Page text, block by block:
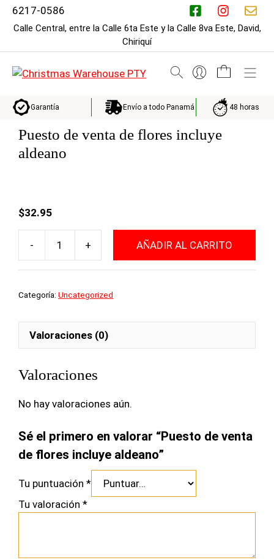
Saltar6217-0586
Calle Central, entre la Calle 6ta Este y la Calle 8va Este, David,
Chiriquí
Garantía Envío a todo Panamá 48 horas
Puesto de venta de flores incluye
aldeano
$32.95
de
de
incluye
aldeano
AÑADIR AL CARRITO
Categoría: Uncategorized
Valoraciones (0)
Valoraciones
No hay valoraciones aún.
Sé el primero en valorar “Puesto de venta
de flores incluye aldeano”
Tu puntuación *
Tu valoración *